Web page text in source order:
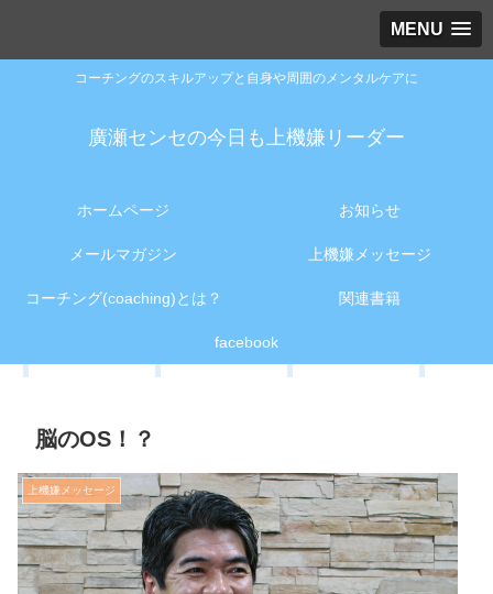
MENU
コーチングのスキルアップと自身や周囲のメンタルケアに
廣瀬センセの今日も上機嫌リーダー
ホームページ お知らせ
メールマガジン 上機嫌メッセージ
コーチング(coaching)とは？ 関連書籍
facebook
脳のOS！？
上機嫌メッセージ